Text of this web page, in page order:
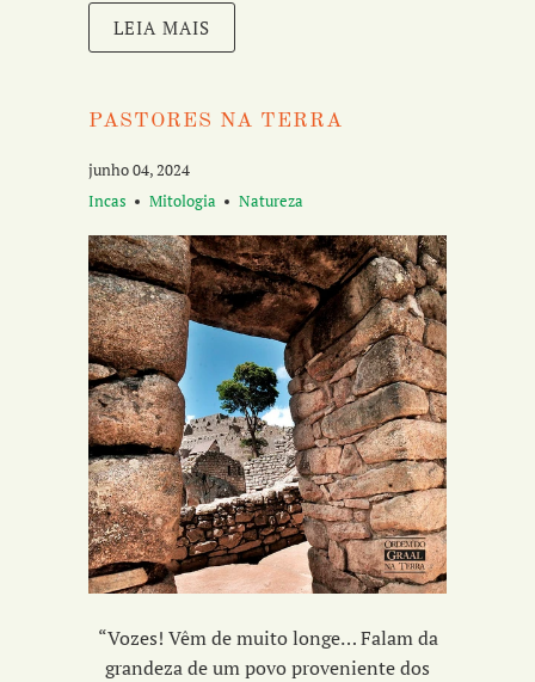
LEIA MAIS
PASTORES NA TERRA
junho 04, 2024
Incas
Mitologia Natureza
“Vozes! Vêm de muito longe… Falam da
grandeza de um povo proveniente dos